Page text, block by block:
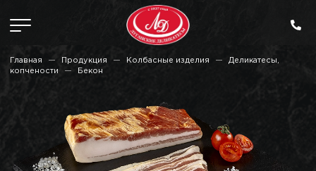
Главная Продукция Колбасные изделия
Деликатесы,
копчености
Бекон